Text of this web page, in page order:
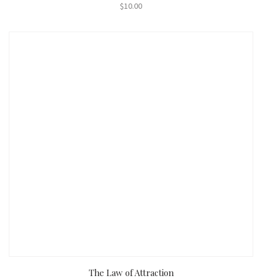
$10.00
AÑADIR AL CARRITO
The Law of Attraction